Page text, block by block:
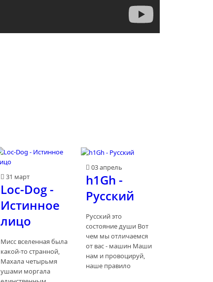
31 март
Loc-Dog -
Истинное
лицо
Мисс вселенная была
какой-то странной,
Махала четырьмя
ушами моргала
03 апрель
h1Gh -
Русский
Русский это
состояние души Вот
чем мы отличаемся
от вас - машин Маши
нам и провоцируй,
наше правило